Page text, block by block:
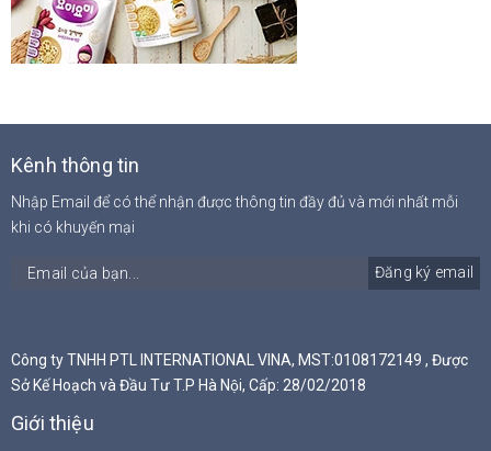
Kênh thông tin
Nhập Email để có thể nhận được thông tin đầy đủ và mới nhất mỗi
khi có khuyến mại
Đăng ký email
Công ty TNHH PTL INTERNATIONAL VINA, MST:0108172149 , Được
Sở Kế Hoạch và Đầu Tư T.P Hà Nội, Cấp: 28/02/2018
Giới thiệu